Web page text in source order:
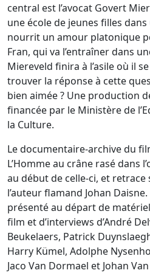
central est l’avocat Govert
une école de jeunes filles
nourrit un amour platonique
Fran, qui va l’entraîner dans
Miereveld finira à l’asile où il
trouver la réponse à cette
bien aimée ? Une production
financée par le Ministère de
la Culture.
Le documentaire-archive du
L’Homme au crâne rasé dans
au début de celle-ci, et retrace
l’auteur flamand Johan
présenté au départ de matériel
film et d’interviews d’André
Beukelaers, Patrick
Harry Kümel, Adolphe
Jaco Van Dormael et Johan